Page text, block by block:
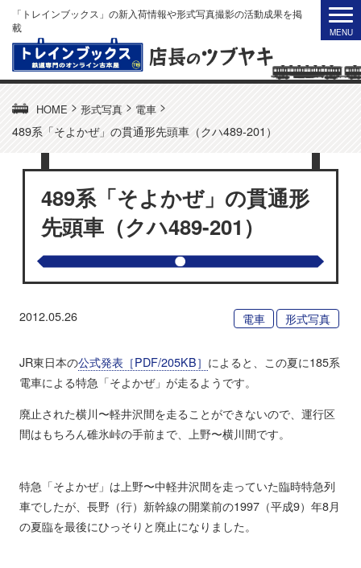
「トレインブックス」の新入荷情報や形式写真撮影の活動成果を掲
載
HOME > 形式写真 > 電車 >
489系「そよかぜ」の貫通形先頭車（クハ489-201）
489系「そよかぜ」の貫通形
先頭車（クハ489-201）
2012.05.26 電車 形式写真
JR東日本の公式発表［PDF/205KB］ によると、この夏に185系
電車による特急「そよかぜ」が走るようです。
廃止された横川〜軽井沢間を走ることができないので、運行区
間はもちろん碓氷峠の手前まで、上野〜横川間です。
特急「そよかぜ」は上野〜中軽井沢間を走っていた臨時特急列
車でしたが、長野（行）新幹線の開業前の1997（平成9）年8月
の夏臨を最後にひっそりと廃止になりました。